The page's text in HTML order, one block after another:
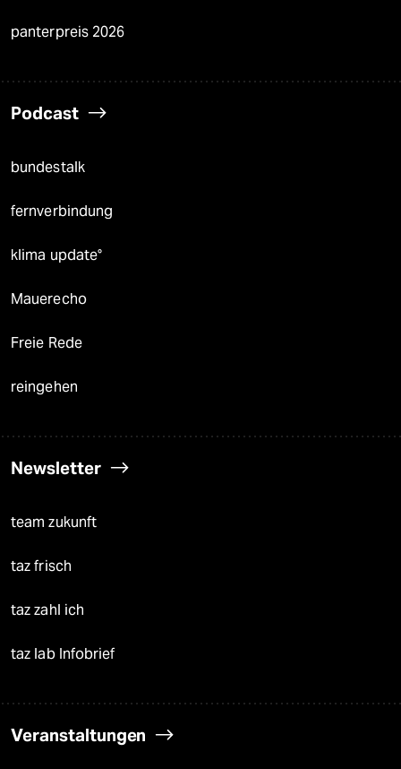
panterpreis 2026
Podcast
bundestalk
fernverbindung
klima update°
Mauerecho
Freie Rede
reingehen
Newsletter
team zukunft
taz frisch
taz zahl ich
taz lab Infobrief
Veranstaltungen